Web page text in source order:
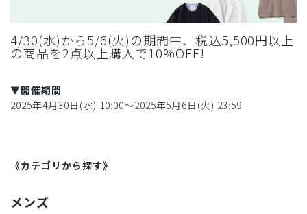
4/30(水)から5/6(火)の期間中、税込5,500円以上
の商品を2点以上購入で10%OFF!
▼開催期間
2025年4月30日(水) 10:00〜2025年5月6日(火) 23:59
《カテゴリから探す》
メンズ